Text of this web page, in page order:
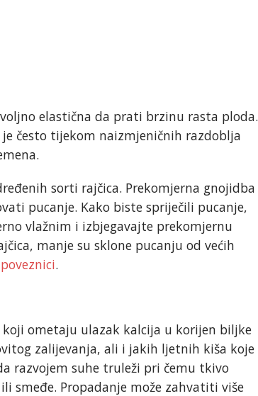
elastična da prati brzinu rasta ploda.
često tijekom naizmjeničnih razdoblja
sorti rajčica. Prekomjerna gnojidba
pucanje. Kako biste spriječili pucanje,
vlažnim i izbjegavajte prekomjernu
manje su sklone pucanju od većih
.
ometaju ulazak kalcija u korijen biljke
zalijevanja, ali i jakih ljetnih kiša koje
razvojem suhe truleži pri čemu tkivo
smeđe. Propadanje može zahvatiti više